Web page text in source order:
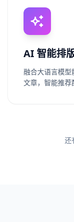
AI 智能排
融合大语言模
文章，智能推
还